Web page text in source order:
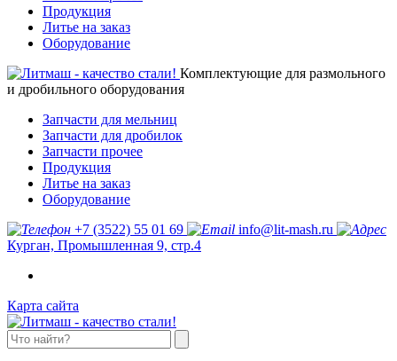
Продукция
Литье на заказ
Оборудование
Комплектующие для размольного
и дробильного оборудования
Запчасти для мельниц
Запчасти для дробилок
Запчасти прочее
Продукция
Литье на заказ
Оборудование
+7 (3522) 55 01 69
info@lit-mash.ru
Курган, Промышленная 9, стр.4
Карта сайта